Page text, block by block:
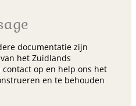
documentatie zijn
het Zuidlands
op en help ons het
en te behouden